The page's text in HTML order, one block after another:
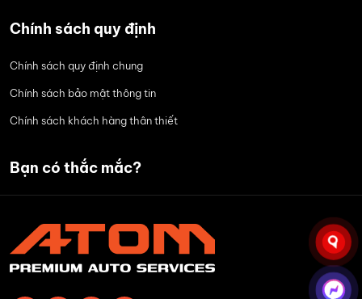
Chính sách quy định
Chính sách quy định chung
Chính sách bảo mật thông tin
Chính sách khách hàng thân thiết
Bạn có thắc mắc?